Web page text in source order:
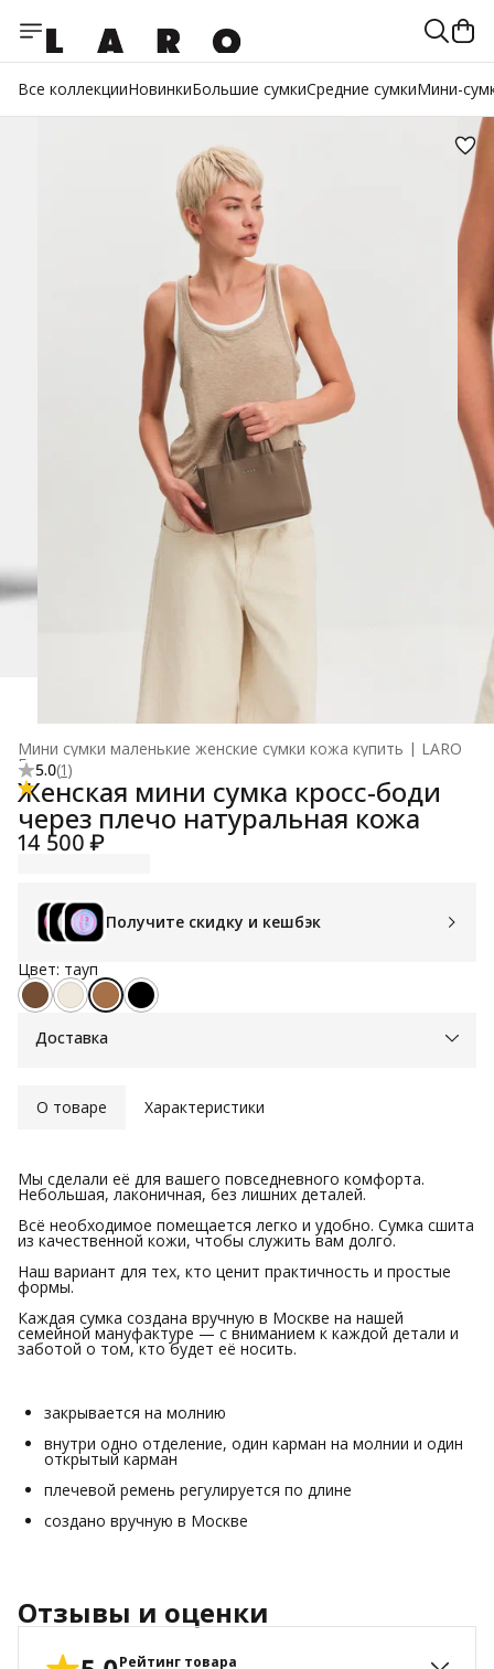
Все коллекцииНовинкиБольшие сумкиСредние сумкиМини-
Мини сумки маленькие женские сумки кожа купить | LARO
Главная
5.0(1)
Женская мини сумка кросс-боди
через плечо натуральная кожа
14 500 ₽
Получите скидку и кешбэк
Цвет: тауп
Доставка
О товаре Характеристики
Мы сделали её для вашего повседневного комфорта.
Небольшая, лаконичная, без лишних деталей.
Всё необходимое помещается легко и удобно. Сумка сшита
из качественной кожи, чтобы служить вам долго.
Наш вариант для тех, кто ценит практичность и простые
формы.
Каждая сумка создана вручную в Москве на нашей
семейной мануфактуре — с вниманием к каждой детали и
заботой о том, кто будет её носить.
закрывается на молнию
внутри одно отделение, один карман на молнии и один
открытый карман
плечевой ремень регулируется по длине
создано вручную в Москве
Отзывы и оценки
Рейтинг товара